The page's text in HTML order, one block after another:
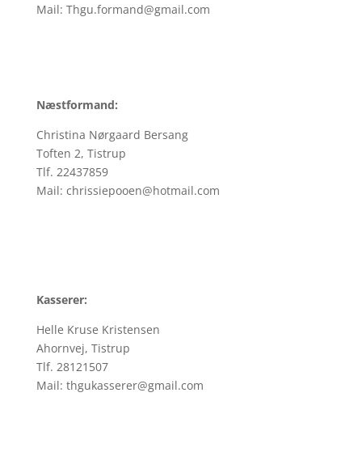
Mail: Thgu.formand@gmail.com
Næstformand:
Christina Nørgaard Bersang
Toften 2, Tistrup
Tlf. 22437859
Mail: chrissiepooen@hotmail.com
Kasserer:
Helle Kruse Kristensen
Ahornvej, Tistrup
Tlf. 28121507
Mail: thgukasserer@gmail.com